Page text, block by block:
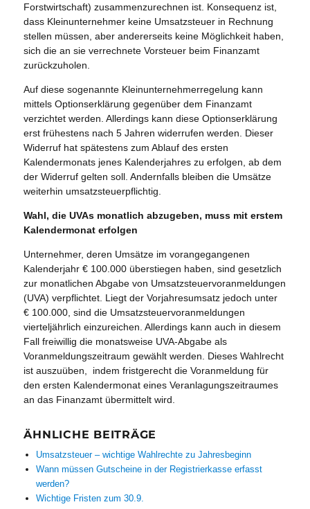
Forstwirtschaft) zusammenzurechnen ist. Konsequenz ist,
dass Kleinunternehmer keine Umsatzsteuer in Rechnung
stellen müssen, aber andererseits keine Möglichkeit haben,
sich die an sie verrechnete Vorsteuer beim Finanzamt
zurückzuholen.
Auf diese sogenannte Kleinunternehmerregelung kann
mittels Optionserklärung gegenüber dem Finanzamt
verzichtet werden. Allerdings kann diese Optionserklärung
erst frühestens nach 5 Jahren widerrufen werden. Dieser
Widerruf hat spätestens zum Ablauf des ersten
Kalendermonats jenes Kalenderjahres zu erfolgen, ab dem
der Widerruf gelten soll. Andernfalls bleiben die Umsätze
weiterhin umsatzsteuerpflichtig.
Wahl, die UVAs monatlich abzugeben, muss mit erstem
Kalendermonat erfolgen
Unternehmer, deren Umsätze im vorangegangenen
Kalenderjahr € 100.000 überstiegen haben, sind gesetzlich
zur monatlichen Abgabe von Umsatzsteuervoranmeldungen
(UVA) verpflichtet. Liegt der Vorjahresumsatz jedoch unter
€ 100.000, sind die Umsatzsteuervoranmeldungen
vierteljährlich einzureichen. Allerdings kann auch in diesem
Fall freiwillig die monatsweise UVA-Abgabe als
Voranmeldungszeitraum gewählt werden. Dieses Wahlrecht
ist auszuüben, indem fristgerecht die Voranmeldung für
den ersten Kalendermonat eines Veranlagungszeitraumes
an das Finanzamt übermittelt wird.
ÄHNLICHE BEITRÄGE
Umsatzsteuer – wichtige Wahlrechte zu Jahresbeginn
Wann müssen Gutscheine in der Registrierkasse erfasst
werden?
Wichtige Fristen zum 30.9.